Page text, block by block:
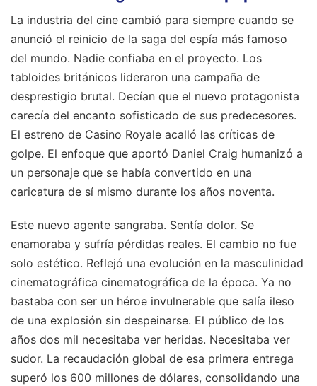
La industria del cine cambió para siempre cuando se
anunció el reinicio de la saga del espía más famoso
del mundo. Nadie confiaba en el proyecto. Los
tabloides británicos lideraron una campaña de
desprestigio brutal. Decían que el nuevo protagonista
carecía del encanto sofisticado de sus predecesores.
El estreno de Casino Royale acalló las críticas de
golpe. El enfoque que aportó Daniel Craig humanizó a
un personaje que se había convertido en una
caricatura de sí mismo durante los años noventa.
Este nuevo agente sangraba. Sentía dolor. Se
enamoraba y sufría pérdidas reales. El cambio no fue
solo estético. Reflejó una evolución en la masculinidad
cinematográfica cinematográfica de la época. Ya no
bastaba con ser un héroe invulnerable que salía ileso
de una explosión sin despeinarse. El público de los
años dos mil necesitaba ver heridas. Necesitaba ver
sudor. La recaudación global de esa primera entrega
superó los 600 millones de dólares, consolidando una